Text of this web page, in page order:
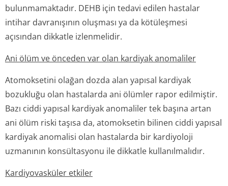
bulunmamaktadır. DEHB için tedavi edilen hastalar
intihar davranışının oluşması ya da kötüleşmesi
açısından dikkatle izlenmelidir.
Ani ölüm ve önceden var olan kardiyak anomaliler
Atomoksetini olağan dozda alan yapısal kardiyak
bozukluğu olan hastalarda ani ölümler rapor edilmiştir.
Bazı ciddi yapısal kardiyak anomaliler tek başına artan
ani ölüm riski taşısa da, atomoksetin bilinen ciddi yapısal
kardiyak anomalisi olan hastalarda bir kardiyoloji
uzmanının konsültasyonu ile dikkatle kullanılmalıdır.
Kardiyovasküler etkiler